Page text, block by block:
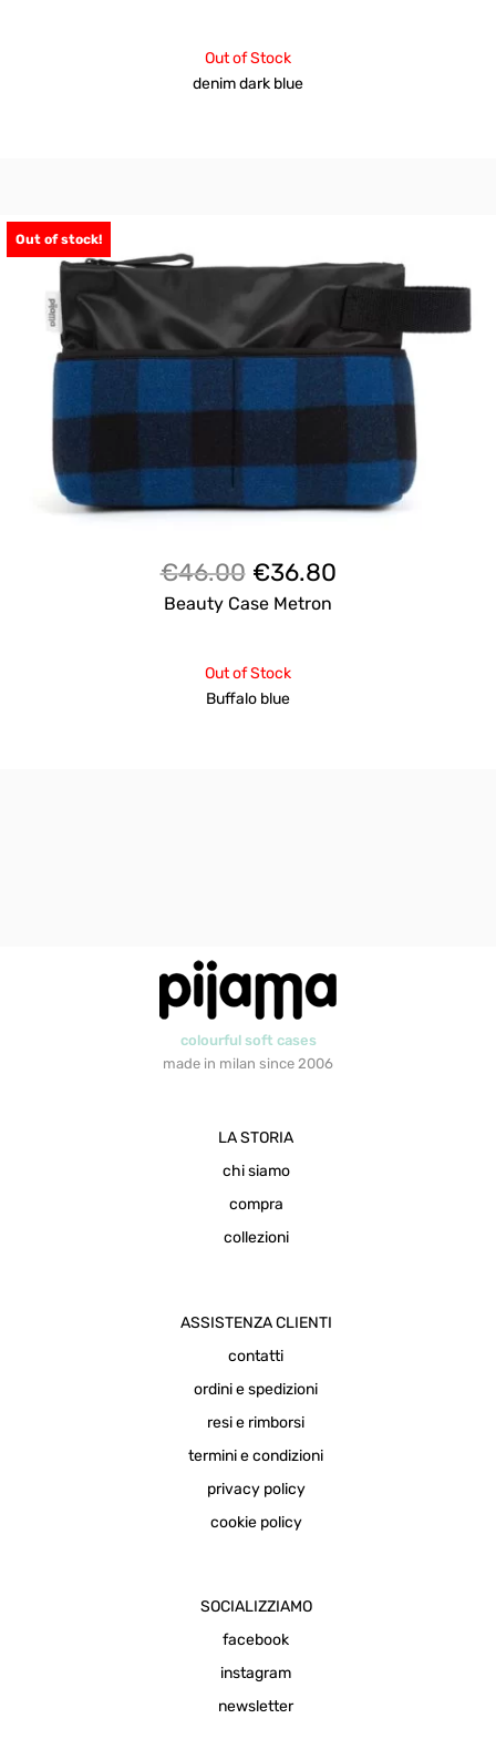
Out of Stock
denim dark blue
Out of stock!
€46.00 Il
prezzo
€46.00.
€36.80Il
Beauty Case Metron
Out of Stock
Buffalo blue
colourful soft cases
made in milan since 2006
LA STORIA
chi siamo
compra
collezioni
ASSISTENZA CLIENTI
contatti
ordini e spedizioni
resi e rimborsi
termini e condizioni
privacy policy
cookie policy
SOCIALIZZIAMO
facebook
instagram
newsletter